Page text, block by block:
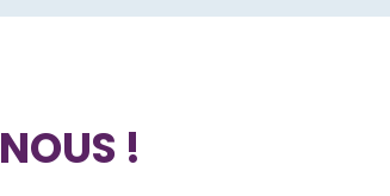
!